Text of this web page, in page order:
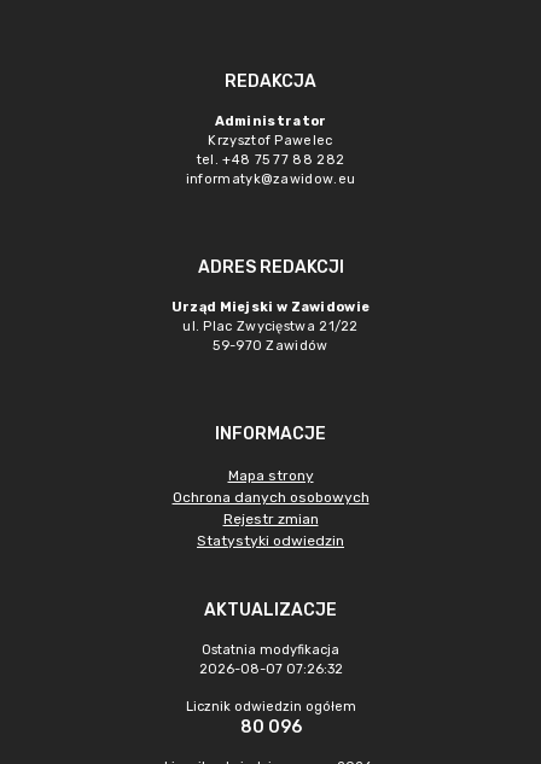
REDAKCJA
Administrator
Krzysztof Pawelec
tel. +48 75 77 88 282
informatyk@zawidow.eu
ADRES REDAKCJI
Urząd Miejski w Zawidowie
ul. Plac Zwycięstwa 21/22
59-970 Zawidów
INFORMACJE
Mapa strony
Ochrona danych osobowych
Rejestr zmian
Statystyki odwiedzin
AKTUALIZACJE
Ostatnia modyfikacja
2026-08-07 07:26:32
Licznik odwiedzin ogółem
80 096